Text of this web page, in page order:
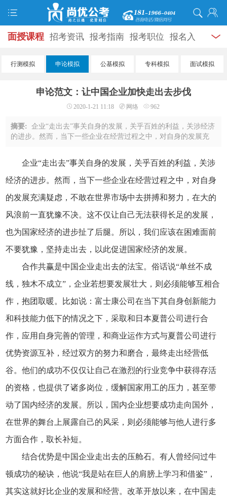
面授课程 招考资讯 报考指南 报考职位 报名入
口 打准考证 成绩查询 面试公告 录用公示 辅导
视频课堂 学员风采 名师团队
服务信息
行测模拟 申论模拟 公基模拟 专科模拟 面试模拟
申论范文：让中国企业加快走出去步伐
2020-1-21 11:18 网络 962
摘要:企业“走出去”事关自身的发展，关乎百姓的利益，关涉经济
的进步。然而，当下一些企业在经营过程之中，对自身的发展充
豫不决。这不仅让自己无法获得长足的 ...
企业“走出去”事关自身的发展，关乎百姓的利益，关涉
经济的进步。然而，当下一些企业在经营过程之中，对自身
的发展充满疑虑，不敢在世界市场中去拼搏和努力，在大的
风浪前一直犹豫不决。这不仅让自己无法获得长足的发展，
也为国家经济的进步扯了后腿。所以，我们应该在困难面前
不要犹豫，坚持走出去，以此促进国家经济的发展。
合作共赢是中国企业走出去的法宝。俗话说“单丝不成
线，独木不成立”，企业若想要发展壮大，则必须能够互相合
作，抱团取暖。比如说：富士康公司在当下其自身创新能力
和科技能力低下的情况之下，采取和日本夏普公司进行合
作，应用自身完善的管理，和商业运作方式与夏普公司进行
优势资源互补，经过双方的努力和磨合，最终走出经营低
谷。他们的成功不仅仅让自己在激烈的行业竞争中获得存活
的资格，也提供了诸多岗位，缓解国家用工的压力，甚至带
动了国内经济的发展。所以，国内企业想要成功走向国外，
在世界的舞台上展露自己的风采，则必须能够与他人进行多
方面合作，取长补短。
结合优势是中国企业走出去的压舱石。有人曾经问过牛
顿成功的秘诀，他说“我是站在巨人的肩膀上学习和借鉴”，
其实这就好比企业的发展和经营。改革开放以来，在中国走